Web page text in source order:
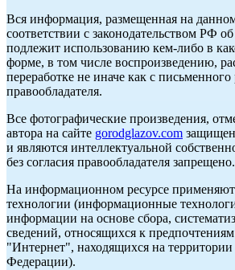
Вся информация, размещенная на данном
соответствии с законодательством РФ
подлежит использованию кем-либо в
форме, в том числе воспроизведению,
переработке не иначе как с
правообладателя.
Все фотографические произведения,
автора на сайте gorodglazov.com
и являются интеллектуальной
без согласия правообладателя запрещено.
На информационном ресурсе
технологии (информационные
информации на основе сбора,
сведений, относящихся к предпочтениям
"Интернет", находящихся на территории
Федерации).